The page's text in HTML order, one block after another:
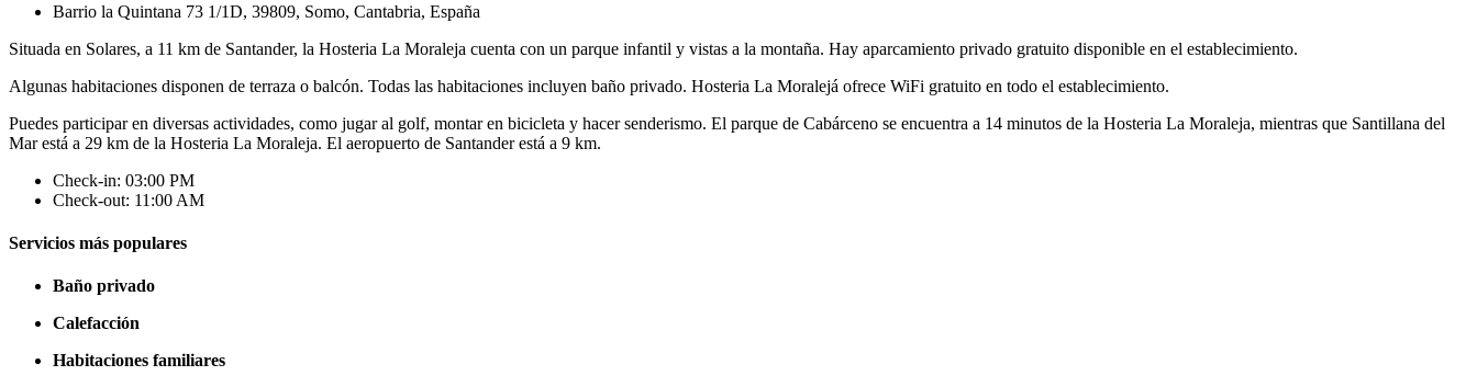
Barrio la Quintana 73 1/1D, 39809, Somo, Cantabria, España
Situada en Solares, a 11 km de Santander, la Hosteria La Moraleja cuenta con un parque infantil y vistas a la montaña. Hay aparcamiento privado gratuito disponible en el establecimiento.
Algunas habitaciones disponen de terraza o balcón. Todas las habitaciones incluyen baño privado. Hosteria La Moralejá ofrece WiFi gratuito en todo el establecimiento.
Puedes participar en diversas actividades, como jugar al golf, montar en bicicleta y hacer senderismo. El parque de Cabárceno se encuentra a 14 minutos de la Hosteria La Moraleja, mientras que Santillana del
Mar está a 29 km de la Hosteria La Moraleja. El aeropuerto de Santander está a 9 km.
Check-in: 03:00 PM
Check-out: 11:00 AM
Servicios más populares
Baño privado
Calefacción
Habitaciones familiares